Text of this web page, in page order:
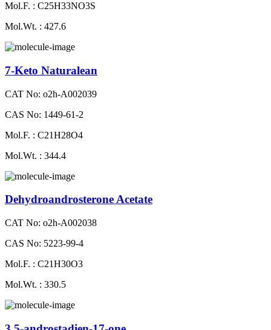
Mol.F. : C25H33NO3S
Mol.Wt. : 427.6
7-Keto Naturalean
CAT No: o2h-A002039
CAS No: 1449-61-2
Mol.F. : C21H28O4
Mol.Wt. : 344.4
Dehydroandrosterone Acetate
CAT No: o2h-A002038
CAS No: 5223-99-4
Mol.F. : C21H30O3
Mol.Wt. : 330.5